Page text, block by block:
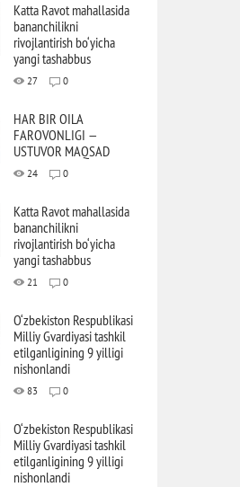
Katta Ravot mahallasida
bananchilikni
rivojlantirish bo‘yicha
yangi tashabbus
27 0
HAR BIR OILA
FAROVONLIGI —
USTUVOR MAQSAD
24 0
Katta Ravot mahallasida
bananchilikni
rivojlantirish bo‘yicha
yangi tashabbus
21 0
O‘zbekiston Respublikasi
Milliy Gvardiyasi tashkil
etilganligining 9 yilligi
nishonlandi
83 0
O‘zbekiston Respublikasi
Milliy Gvardiyasi tashkil
etilganligining 9 yilligi
nishonlandi